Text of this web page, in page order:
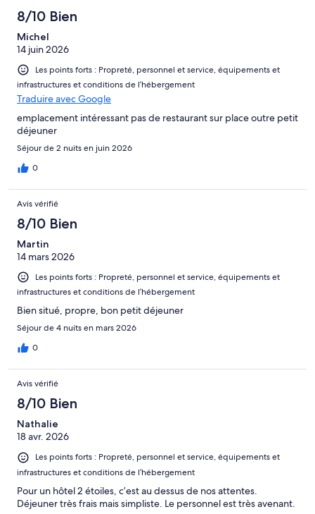
8/10 Bien
Michel
14 juin 2026
Les points forts : Propreté, personnel et service, équipements et
infrastructures et conditions de l’hébergement
Traduire avec Google
emplacement intéressant pas de restaurant sur place outre petit
déjeuner
Séjour de 2 nuits en juin 2026
0
Avis vérifié
8/10 Bien
Martin
14 mars 2026
Les points forts : Propreté, personnel et service, équipements et
infrastructures et conditions de l’hébergement
Bien situé, propre, bon petit déjeuner
Séjour de 4 nuits en mars 2026
0
Avis vérifié
8/10 Bien
Nathalie
18 avr. 2026
Les points forts : Propreté, personnel et service, équipements et
infrastructures et conditions de l’hébergement
Pour un hôtel 2 étoiles, c’est au dessus de nos attentes.
Déjeuner très frais mais simpliste. Le personnel est très avenant.